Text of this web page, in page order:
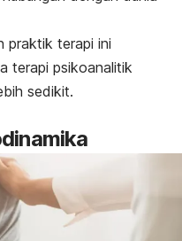
praktik terapi ini
terapi psikoanalitik
sedikit.